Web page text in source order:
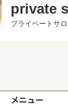
private
プライベートサ
メニュー